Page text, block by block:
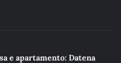
e apartamento: Datena